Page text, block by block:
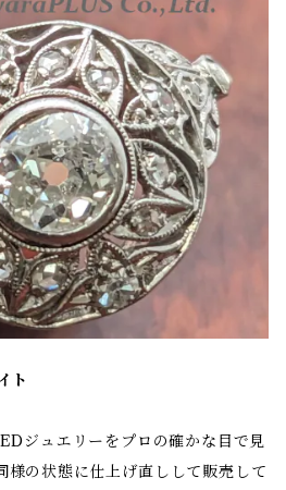
ト
ジュエリーをプロの確かな目で見
様の状態に仕上げ直しして販売して